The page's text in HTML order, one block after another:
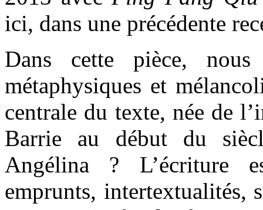
ici, dans une précédente
Dans cette pièce,
métaphysiques et
centrale du texte, née de
Barrie au début du
Angélina ? L’écriture
emprunts, intertextualités,